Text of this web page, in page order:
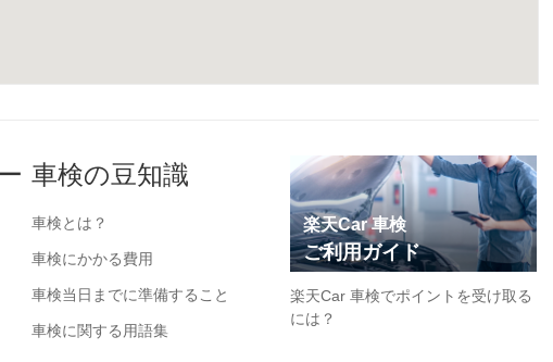
車検の豆知識
車検とは？
車検にかかる費用
車検当日までに準備すること
車検に関する用語集
楽天Car 車検
ご利用ガイド
楽天Car 車検でポイントを受け取る
には？